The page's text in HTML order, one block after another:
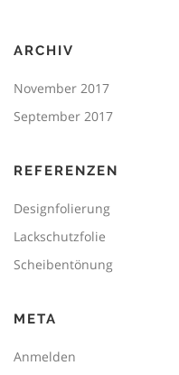
ARCHIV
November 2017
September 2017
REFERENZEN
Designfolierung
Lackschutzfolie
Scheibentönung
META
Anmelden